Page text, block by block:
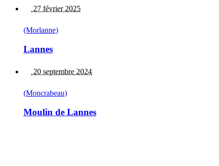
27 février 2025
(Morlanne)
Lannes
20 septembre 2024
(Moncrabeau)
Moulin de Lannes